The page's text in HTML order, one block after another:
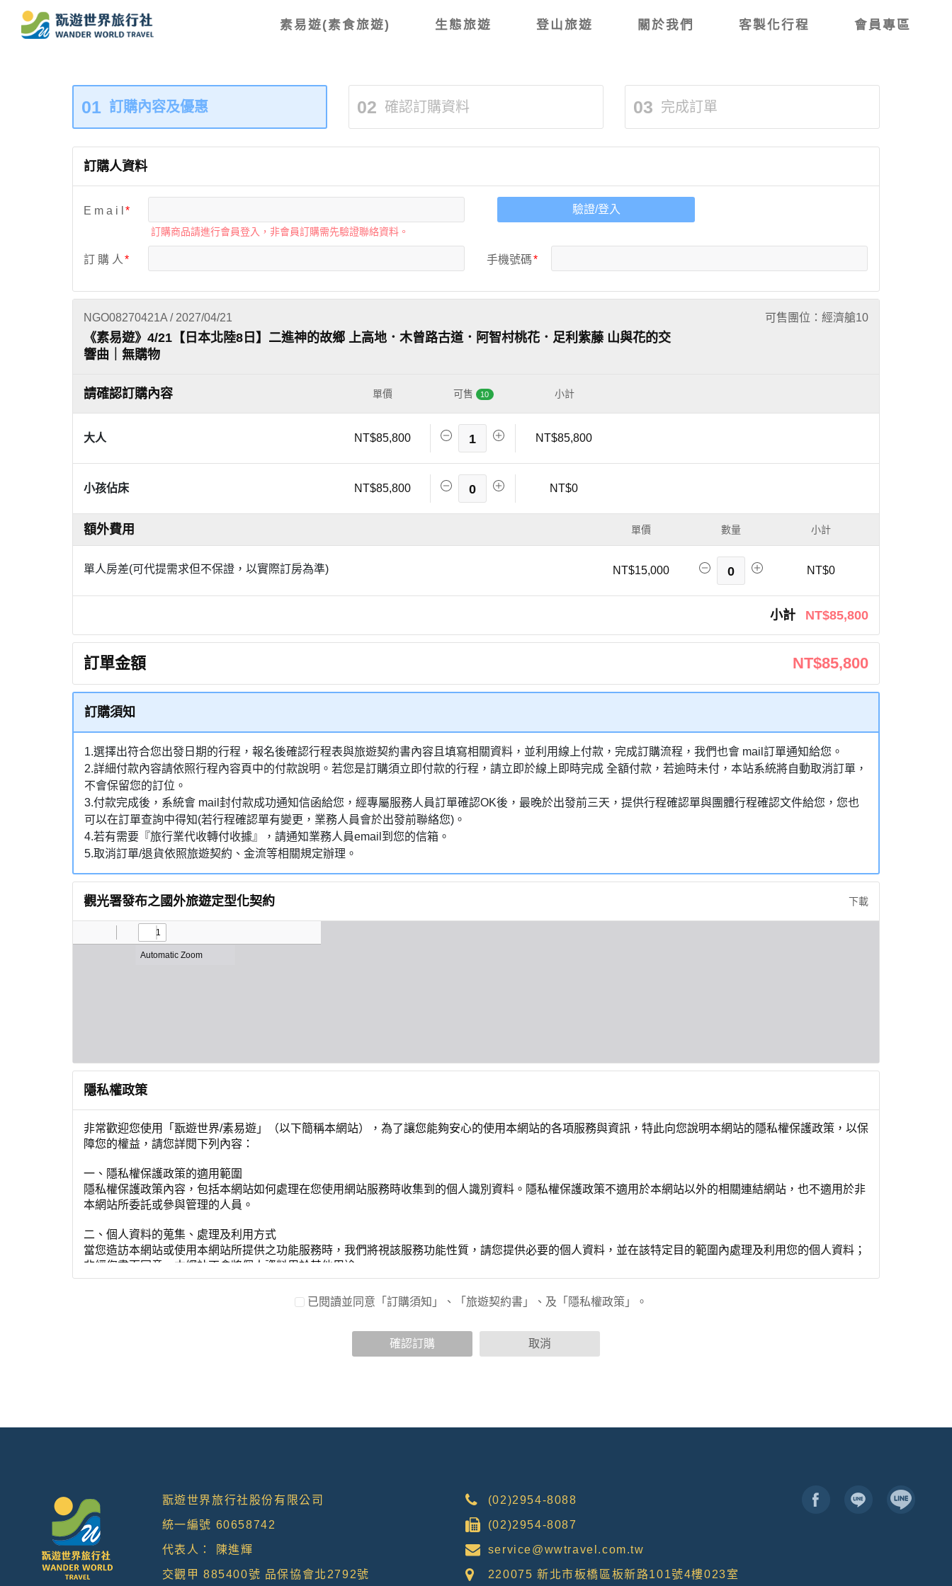
素易遊(素食旅遊) 生態旅遊 登山旅遊 關於我們 客製化行程 會員專區
01 訂購內容及優惠 02 確認訂購資料 03 完成訂單
訂購人資料
E m a i l
訂購商品請進行會員登入，非會員訂購需先驗證聯絡資料。
驗證/登入
訂 購 人 手機號碼
NGO08270421A / 2027/04/21 可售團位：經濟艙10
《素易遊》4/21【日本北陸8日】二進神的故鄉 上高地．木曾路古道．阿智村桃花．足利紫藤 山與花的交
響曲｜無購物
請確認訂購內容 單價 可售 10 小計
大人 NT$85,800 1 NT$85,800
小孩佔床 NT$85,800 0 NT$0
額外費用 單價 數量 小計
單人房差(可代提需求但不保證，以實際訂房為準) NT$15,000 0 NT$0
小計 NT$85,800
訂單金額 NT$85,800
訂購須知
1.選擇出符合您出發日期的行程，報名後確認行程表與旅遊契約書內容且填寫相關資料，並利用線上付款，完成訂購流程，我們也會 mail訂單通知給您。
2.詳細付款內容請依照行程內容頁中的付款說明。若您是訂購須立即付款的行程，請立即於線上即時完成 全額付款，若逾時未付，本站系統將自動取消訂單，
不會保留您的訂位。
3.付款完成後，系統會 mail封付款成功通知信函給您，經專屬服務人員訂單確認OK後，最晚於出發前三天，提供行程確認單與團體行程確認文件給您，您也
可以在訂單查詢中得知(若行程確認單有變更，業務人員會於出發前聯絡您)。
4.若有需要『旅行業代收轉付收據』，請通知業務人員email到您的信箱。
5.取消訂單/退貨依照旅遊契約、金流等相關規定辦理。
觀光署發布之國外旅遊定型化契約 下載
隱私權政策
非常歡迎您使用「翫遊世界/素易遊」（以下簡稱本網站），為了讓您能夠安心的使用本網站的各項服務與資訊，特此向您說明本網站的隱私權保護政策，以保
障您的權益，請您詳閱下列內容：
一、隱私權保護政策的適用範圍
隱私權保護政策內容，包括本網站如何處理在您使用網站服務時收集到的個人識別資料。隱私權保護政策不適用於本網站以外的相關連結網站，也不適用於非
本網站所委託或參與管理的人員。
二、個人資料的蒐集、處理及利用方式
當您造訪本網站或使用本網站所提供之功能服務時，我們將視該服務功能性質，請您提供必要的個人資料，並在該特定目的範圍內處理及利用您的個人資料；
非經您書面同意，本網站不會將個人資料用於其他用途。
本網站在您使用服務信箱、問卷調查等互動性功能時，會保留您所提供的姓名、電子郵件地址、聯絡方式及使用時間等。
於一般瀏覽時，伺服器會自行記錄相關行徑，包括您使用連線設備的IP位址、使用時間、使用的瀏覽器、瀏覽及點選資料記錄等，做為我們增進網站服務的參
五、與第三人共用個人資料之政策
本網站絕不會提供、交換、出租或出售任何您的個人資料給其他個人、團體、私人企業或公務機關，但有法律依據或合約義務者，不在此限。
前項但書之情形包括不限於：
已閱讀並同意「訂購須知」、「旅遊契約書」、及「隱私權政策」。
確認訂購 取消
翫遊世界旅行社股份有限公司
統一編號 60658742
代表人： 陳進輝
交觀甲 885400號 品保協會北2792號
(02)2954-8088
(02)2954-8087
service@wwtravel.com.tw
220075 新北市板橋區板新路101號4樓023室